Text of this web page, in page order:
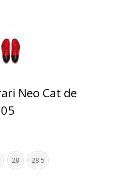
Neo Cat de
28 28.5